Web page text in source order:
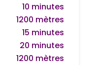
10 minutes
1200 mètres
15 minutes
20 minutes
1200 mètres